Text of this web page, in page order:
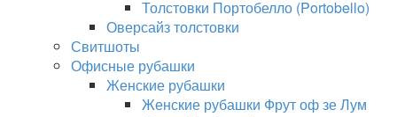
Толстовки Портобелло (Portobello)
Оверсайз толстовки
Свитшоты
Офисные рубашки
Женские рубашки
Женские рубашки Фрут оф зе Лум